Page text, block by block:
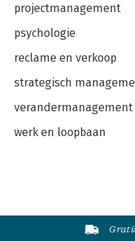
projectmanagement
psychologie
reclame en verkoop
strategisch
verandermanagement
werk en loopbaan